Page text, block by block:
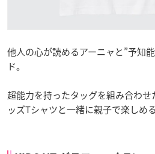
他人の心が読めるアーニャと”予知
ド。
超能力を持ったタッグを組み合わ
ッズTシャツと一緒に親子で楽しめ